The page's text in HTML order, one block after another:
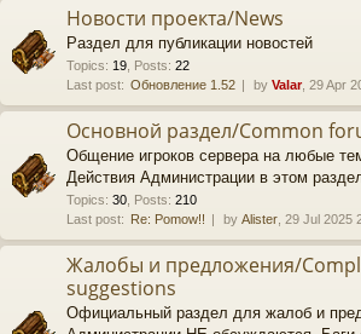
Новости проекта/News
Раздел для публикации новостей
Topics: 19 Posts: 22
Last post: Обновление 1.52 by Valar, 29 Apr
Основной раздел/Common
Общение игроков сервера на любые
Действия Администрации в этом
Topics: 30 Posts: 210
Last post: Re: Pomow!! by Alister , 29 Jul 2025
Жалобы и предложения/
suggestions
Официальный раздел для жалоб и